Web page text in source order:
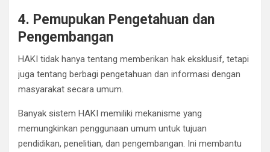
4. Pemupukan Pengetahuan dan
Pengembangan
HAKI tidak hanya tentang memberikan hak eksklusif, tetapi
juga tentang berbagi pengetahuan dan informasi dengan
masyarakat secara umum.
Banyak sistem HAKI memiliki mekanisme yang
memungkinkan penggunaan umum untuk tujuan
pendidikan, penelitian, dan pengembangan. Ini membantu